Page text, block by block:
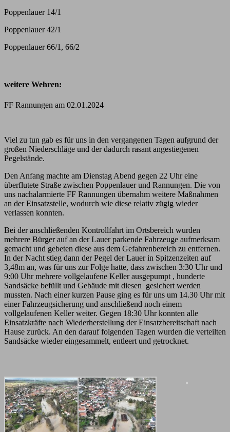
Poppenlauer 14/1
Poppenlauer 42/1
Poppenlauer 66/1, 66/2
weitere Wehren:
FF Rannungen am 02.01.2024
Viel zu tun gab es für uns in den vergangenen Tagen aufgrund der
großen Niederschläge und der dadurch rasant angestiegenen
Pegelstände.
Den Anfang machte am Dienstag Abend gegen 22 Uhr eine
überflutete Straße zwischen Poppenlauer und Rannungen. Die von
uns nachalarmierte FF Rannungen übernahm weitere Maßnahmen
an der Einsatzstelle, wodurch wie diese relativ zügig wieder
verlassen konnten.
Bei der anschließenden Kontrollfahrt im Ortsbereich wurden
mehrere Bürger auf an der Lauer parkende Fahrzeuge aufmerksam
gemacht und gebeten diese aus dem Gefahrenbereich zu entfernen.
In der Nacht stieg dann der Pegel der Lauer in Spitzenzeiten auf
3,48m an, was für uns zur Folge hatte, dass zwischen 3:30 Uhr und
9:00 Uhr mehrere vollgelaufene Keller ausgepumpt , hunderte
Sandsäcke befüllt und Gebäude mit diesen gesichert werden
mussten. Nach einer kurzen Pause ging es für uns um 14.30 Uhr mit
einer Fahrzeugsicherung und anschließend noch einem
vollgelaufenen Keller weiter. Gegen 18:30 Uhr konnten alle
Einsatzkräfte nach Wiederherstellung der Einsatzbereitschaft nach
Hause zurück. An den darauf folgenden Tagen wurden die verteilten
Sandsäcke wieder eingesammelt, entleert und getrocknet.